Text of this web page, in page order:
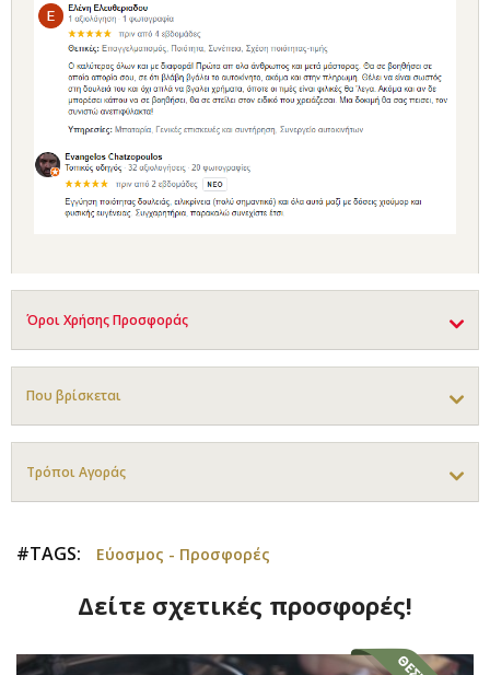
Όροι Χρήσης Προσφοράς
Που βρίσκεται
Τρόποι Αγοράς
#TAGS: Εύοσμος - Προσφορές
Δείτε σχετικές προσφορές!